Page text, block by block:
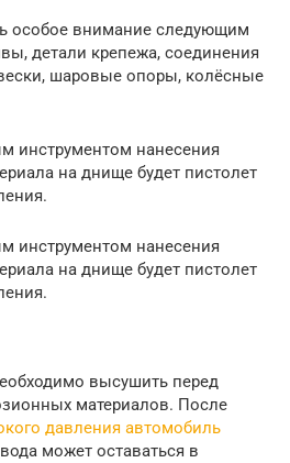
особое внимание следующим
детали крепежа, соединения
шаровые опоры, колёсные
инструментом нанесения
на днище будет пистолет
инструментом нанесения
на днище будет пистолет
высушить перед
материалов. После
давления автомобиль
может оставаться в